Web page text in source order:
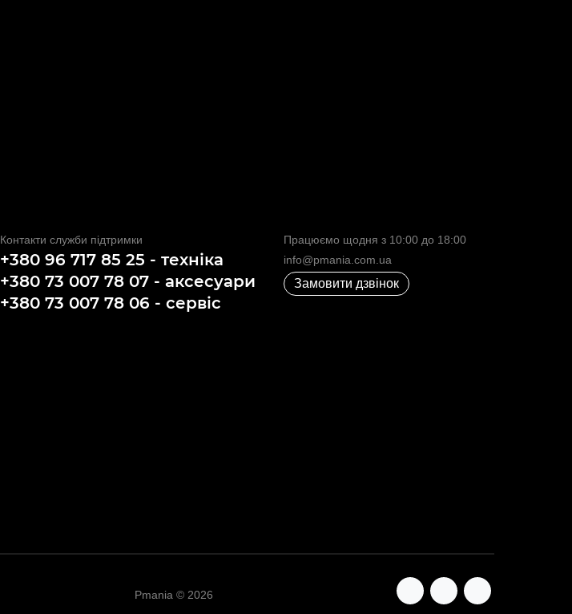
Контакти служби підтримки
+380 96 717 85 25 - техніка
+380 73 007 78 07 - аксесуари
+380 73 007 78 06 - сервіс
Працюємо щодня з 10:00 до 18:00
info@pmania.com.ua
Замовити дзвінок
Pmania © 2026